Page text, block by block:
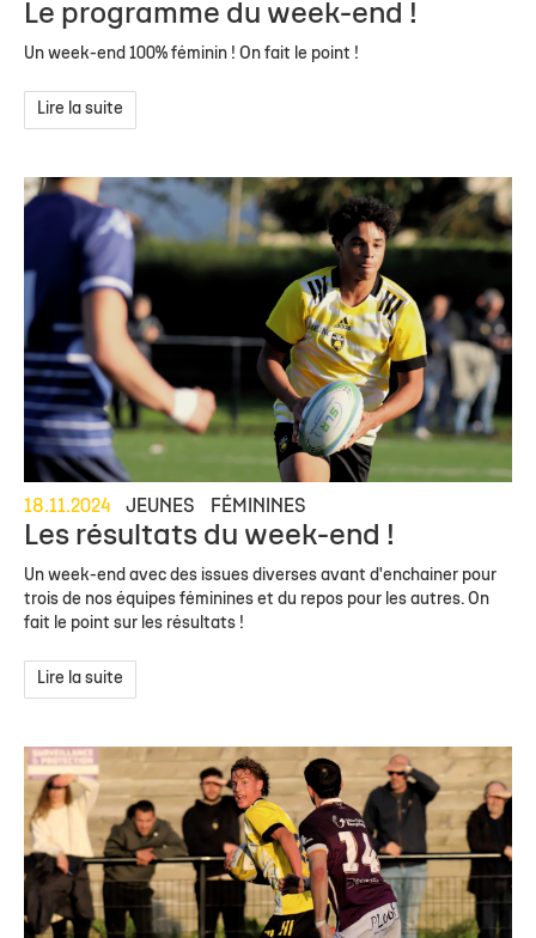
Le programme du week-end !
Un week-end 100% féminin ! On fait le point !
Lire la suite
18.11.2024 JEUNES FÉMININES
Les résultats du week-end !
Un week-end avec des issues diverses avant d'enchainer pour
trois de nos équipes féminines et du repos pour les autres. On
fait le point sur les résultats !
Lire la suite